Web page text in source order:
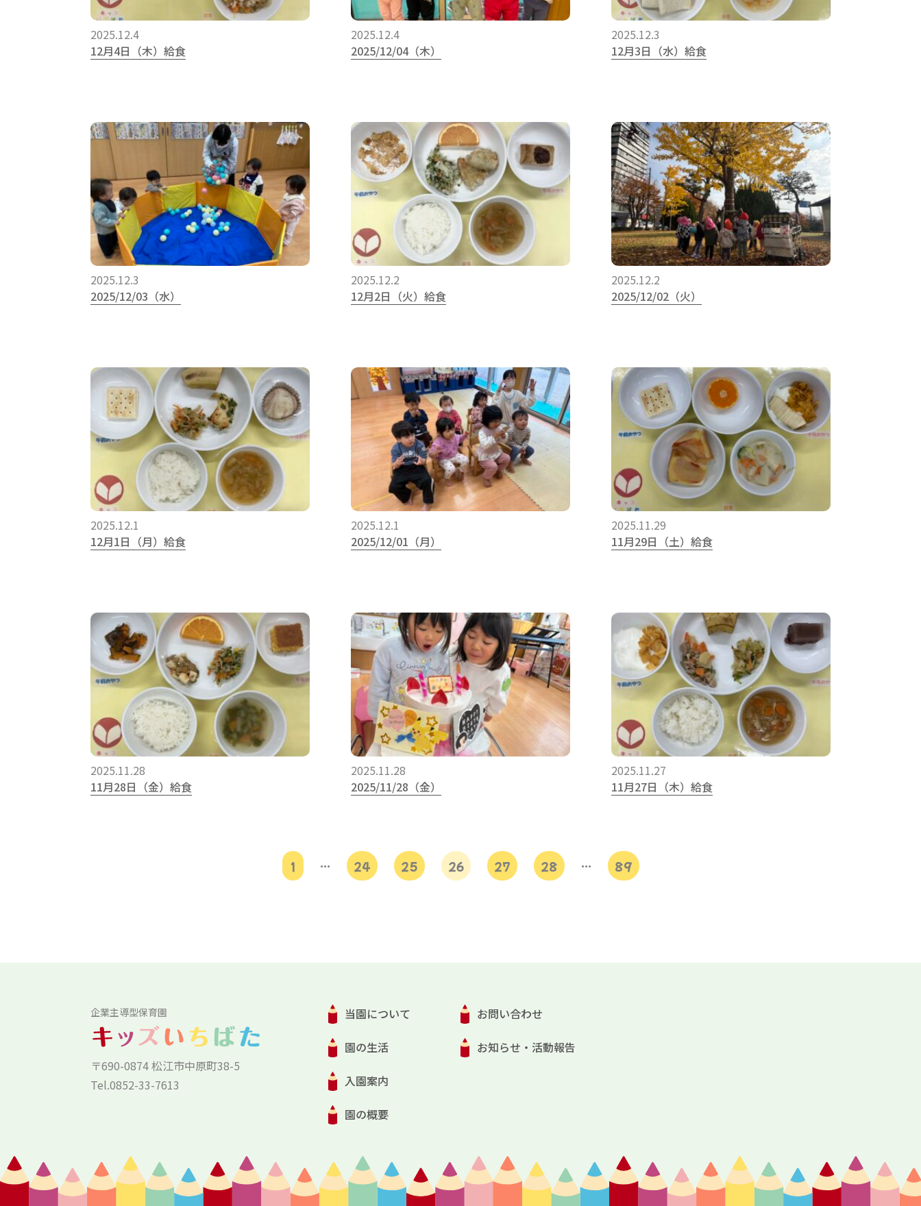
2025.12.4
12月4日（木）給食
2025.12.4
2025/12/04（木）
2025.12.3
12月3日（水）給食
2025.12.3
2025/12/03（水）
2025.12.2
12月2日（火）給食
2025.12.2
2025/12/02（火）
2025.12.1
12月1日（月）給食
2025.12.1
2025/12/01（月）
2025.11.29
11月29日（土）給食
2025.11.28
11月28日（金）給食
2025.11.28
2025/11/28（金）
2025.11.27
11月27日（木）給食
1 … 24 25 26 27 28 … 89
企業主導型保育園
〒690-0874 松江市中原町38-5
Tel.0852-33-7613
当園について
園の生活
入園案内
園の概要
お問い合わせ
お知らせ・活動報告